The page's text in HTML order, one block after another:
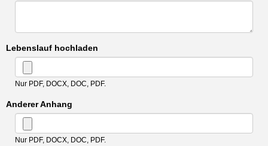
Lebenslauf hochladen
Nur PDF, DOCX, DOC, PDF.
Anderer Anhang
Nur PDF, DOCX, DOC, PDF.